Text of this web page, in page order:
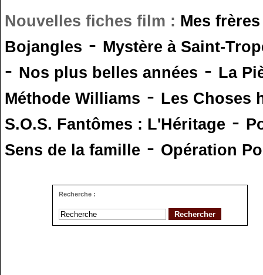
Nouvelles fiches film : Mes
Bojangles - Mystère à Saint-
- Nos plus belles années - La
Méthode Williams - Les Choses
S.O.S. Fantômes : L'Héritage -
Sens de la famille - Opération
Recherche :